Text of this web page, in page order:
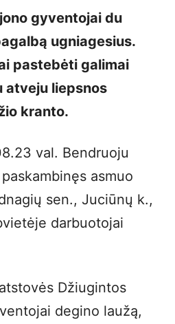
gyventojai du
ugniagesius.
pastebėti galimai
liepsnos
kranto.
val. Bendruoju
asmuo
sen., Juciūnų k.,
darbuotojai
Džiugintos
degino laužą,